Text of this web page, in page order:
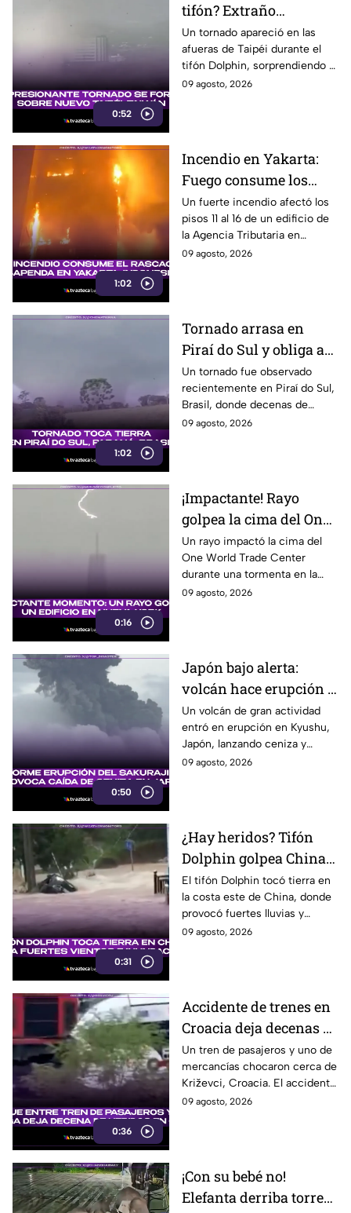
0:52
tifón? Extraño
fenómeno sorprende a
meteorólogos en
Taiwán
Un tornado apareció en las
afueras de Taipéi durante el
tifón Dolphin, sorprendiendo a
meteorólogos taiwaneses que
09 agosto, 2026
1:02
Incendio en Yakarta:
Fuego consume los
últimos pisos de
edificio de la Agencia
Tributaria
Un fuerte incendio afectó los
pisos 11 al 16 de un edificio de
la Agencia Tributaria en
Yakarta, Indonesia, provocando
09 agosto, 2026
1:02
Tornado arrasa en
Piraí do Sul y obliga a
familias a abandonar
sus hogares
Un tornado fue observado
recientemente en Piraí do Sul,
Brasil, donde decenas de
viviendas resultaron afectadas
09 agosto, 2026
0:16
¡Impactante! Rayo
golpea la cima del One
World Trade Center en
Nueva York
Un rayo impactó la cima del
One World Trade Center
durante una tormenta en la
costa este de Estados Unidos,
09 agosto, 2026
0:50
Japón bajo alerta:
volcán hace erupción y
lanza ceniza a más de 2
mil metros
Un volcán de gran actividad
entró en erupción en Kyushu,
Japón, lanzando ceniza y
material volcánico a más de 2
09 agosto, 2026
0:31
¿Hay heridos? Tifón
Dolphin golpea China
con fuertes vientos y
lluvias
El tifón Dolphin tocó tierra en
la costa este de China, donde
provocó fuertes lluvias y
vientos, además de alertas por
09 agosto, 2026
0:36
Accidente de trenes en
Croacia deja decenas de
heridos; seis están
graves
Un tren de pasajeros y uno de
mercancías chocaron cerca de
Križevci, Croacia. El accidente
dejó entre 20 y 25 heridos,
09 agosto, 2026
¡Con su bebé no!
Elefanta derriba torre